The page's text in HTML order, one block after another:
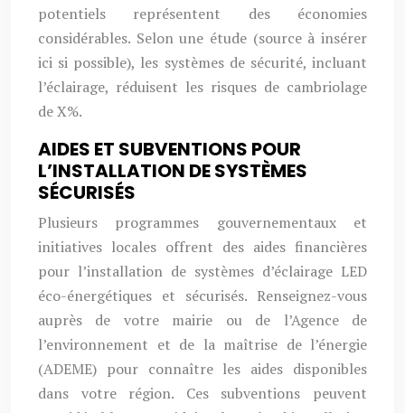
potentiels représentent des économies
considérables. Selon une étude (source à insérer
ici si possible), les systèmes de sécurité, incluant
l’éclairage, réduisent les risques de cambriolage
de X%.
AIDES ET SUBVENTIONS POUR
L’INSTALLATION DE SYSTÈMES
SÉCURISÉS
Plusieurs programmes gouvernementaux et
initiatives locales offrent des aides financières
pour l’installation de systèmes d’éclairage LED
éco-énergétiques et sécurisés. Renseignez-vous
auprès de votre mairie ou de l’Agence de
l’environnement et de la maîtrise de l’énergie
(ADEME) pour connaître les aides disponibles
dans votre région. Ces subventions peuvent